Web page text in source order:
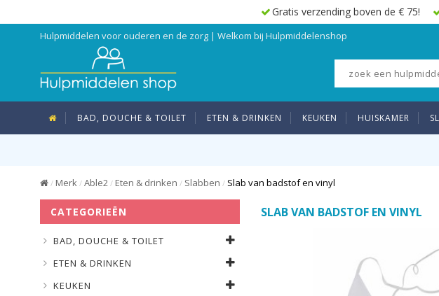
Gratis verzending boven de € 75!
Hulpmiddelen voor ouderen en de zorg | Welkom bij Hulpmiddelenshop
BAD, DOUCHE & TOILET ETEN & DRINKEN KEUKEN HUISKAMER
/ Merk / Able2 / Eten & drinken / Slabben / Slab van badstof en vinyl
SLAB VAN BADSTOF EN VINYL
CATEGORIEËN
BAD, DOUCHE & TOILET
ETEN & DRINKEN
KEUKEN